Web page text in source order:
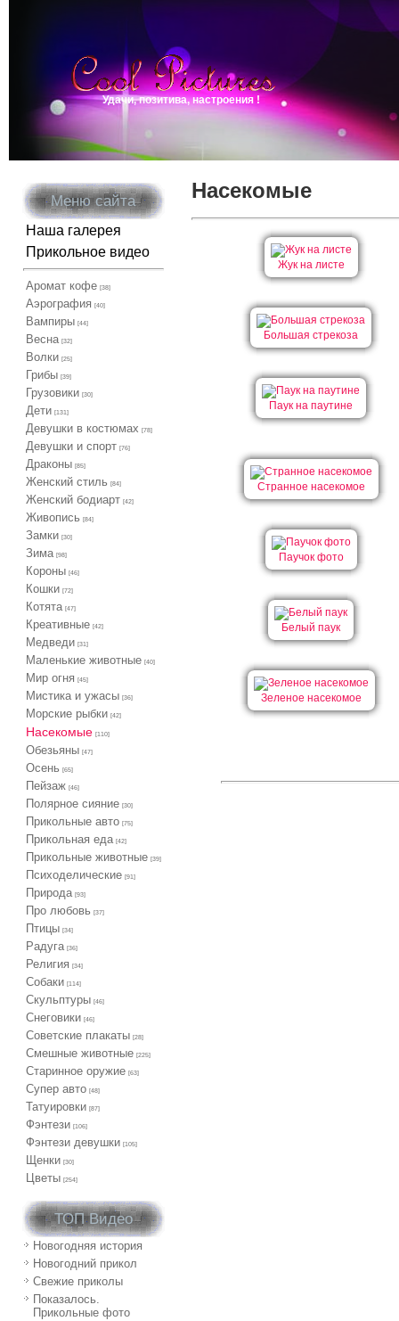
Удачи, позитива, настроения !
Меню сайта
Наша галерея
Прикольное видео
Аромат кофе [38]
Аэрография [40]
Вампиры [44]
Весна [32]
Волки [25]
Грибы [39]
Грузовики [30]
Дети [131]
Девушки в костюмах [78]
Девушки и спорт [76]
Драконы [85]
Женский стиль [84]
Женский бодиарт [42]
Живопись [84]
Замки [30]
Зима [98]
Короны [46]
Кошки [72]
Котята [47]
Креативные [42]
Медведи [31]
Маленькие животные [40]
Мир огня [45]
Мистика и ужасы [36]
Морские рыбки [42]
Насекомые [110]
Обезьяны [47]
Осень [65]
Пейзаж [46]
Полярное сияние [30]
Прикольные авто [75]
Прикольная еда [42]
Прикольные животные [39]
Психоделические [91]
Природа [93]
Про любовь [37]
Птицы [34]
Радуга [36]
Религия [34]
Собаки [114]
Скульптуры [46]
Снеговики [46]
Советские плакаты [28]
Смешные животные [225]
Старинное оружие [63]
Супер авто [48]
Татуировки [87]
Фэнтези [106]
Фэнтези девушки [105]
Щенки [30]
Цветы [254]
ТОП Видео
Новогодняя история
Новогодний прикол
Свежие приколы
Показалось.
Прикольные фото
Насекомые
Жук на листе
Большая стрекоза
Паук на паутине
Странное насекомое
Паучок фото
Белый паук
Зеленое насекомое